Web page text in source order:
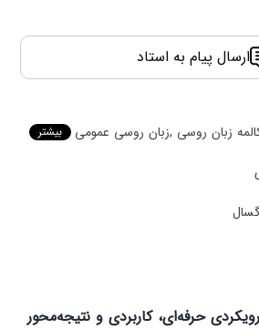
ارسال پیام به استاد
زبان روسی ,زبان روسی عمومی بیشتر
حرفه‌ای، کاربردی و نتیجه‌محور